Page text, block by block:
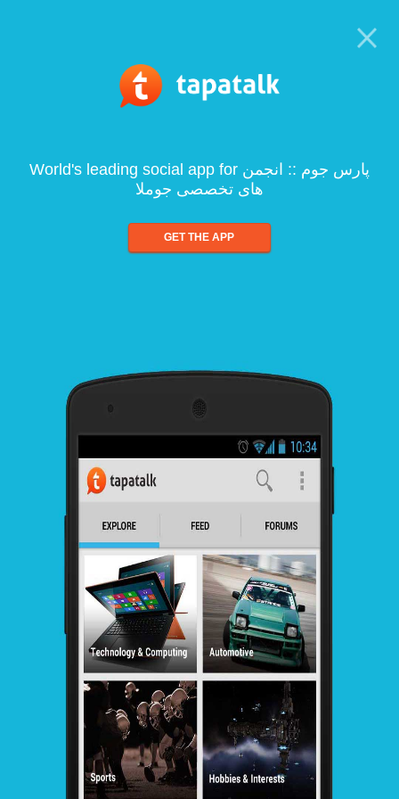
World's leading social app for پارس جوم :: انجمن
های تخصصی جوملا
GET THE APP